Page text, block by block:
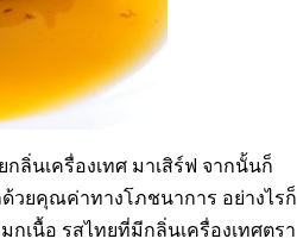
ลิ่นเครื่องเทศ มาเสิร์ฟ จากนั้นก็
ยคุณค่าทางโภชนาการ อย่างไรก็
เนื้อ รสไทยที่มีกลิ่นเครื่องเทศตรา